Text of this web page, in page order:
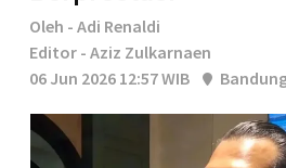
Oleh - Adi Renaldi
Editor - Aziz Zulkarnaen
06 Jun 2026 12:57 WIB